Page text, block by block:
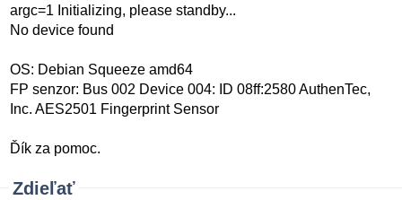
argc=1 Initializing, please standby...
No device found
OS: Debian Squeeze amd64
FP senzor: Bus 002 Device 004: ID 08ff:2580 AuthenTec,
Inc. AES2501 Fingerprint Sensor
Ďík za pomoc.
Zdieľať